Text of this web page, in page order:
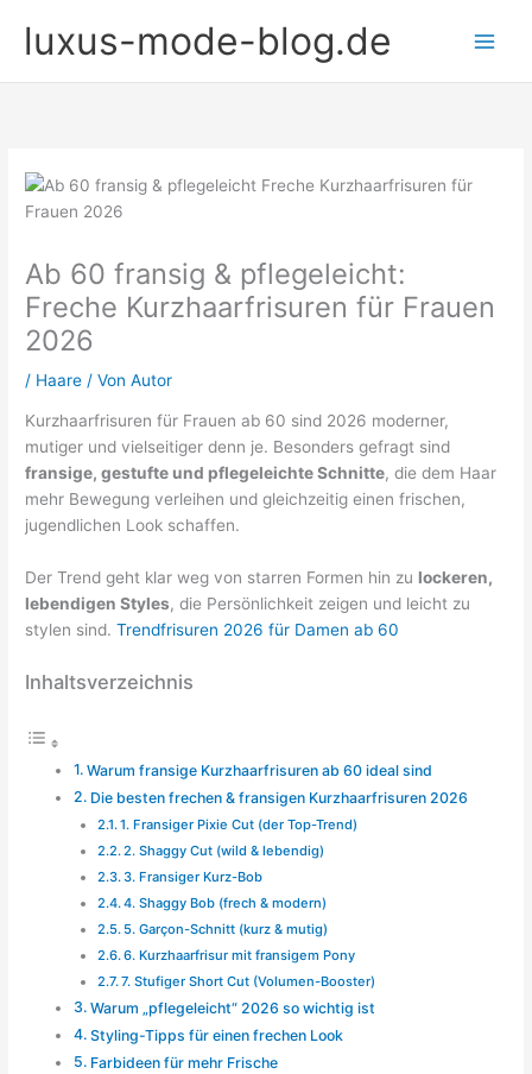
Inhaltluxus-mode-blog.de
Ab 60 fransig & pflegeleicht:
Freche Kurzhaarfrisuren für Frauen
2026
/ Haare / VonAutor
Kurzhaarfrisuren für Frauen ab 60 sind 2026 moderner,
mutiger und vielseitiger denn je. Besonders gefragt sind
fransige, gestufte und pflegeleichte Schnitte, die dem Haar
mehr Bewegung verleihen und gleichzeitig einen frischen,
jugendlichen Look schaffen.
Der Trend geht klar weg von starren Formen hin zu lockeren,
lebendigen Styles, die Persönlichkeit zeigen und leicht zu
stylen sind.Trendfrisuren 2026 für Damen ab 60
Inhaltsverzeichnis
Warum fransige Kurzhaarfrisuren ab 60 ideal sind
Die besten frechen & fransigen Kurzhaarfrisuren 2026
1. Fransiger Pixie Cut (der Top-Trend)
2. Shaggy Cut (wild & lebendig)
3. Fransiger Kurz-Bob
4. Shaggy Bob (frech & modern)
5. Garçon-Schnitt (kurz & mutig)
6. Kurzhaarfrisur mit fransigem Pony
7. Stufiger Short Cut (Volumen-Booster)
Warum „pflegeleicht“ 2026 so wichtig ist
Styling-Tipps für einen frechen Look
Farbideen für mehr Frische